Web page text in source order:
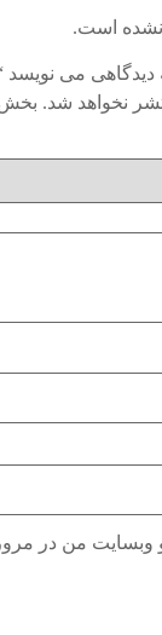
است.
می نویسد
نخواهد شد.
و وبسایت من در